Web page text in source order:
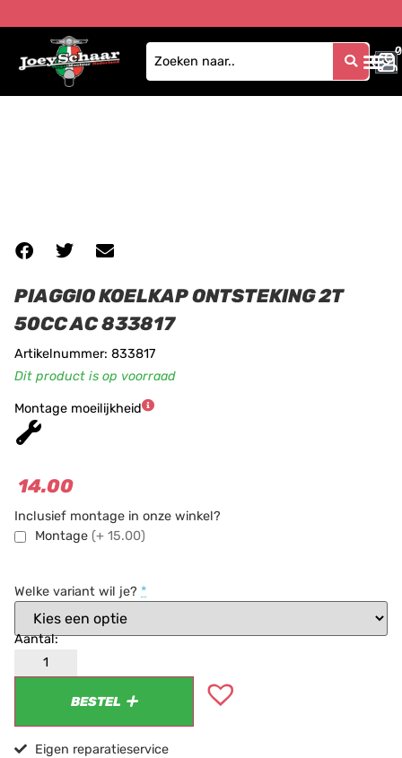
0
0
PIAGGIO KOELKAP ONTSTEKING 2T
50CC AC 833817
Artikelnummer: 833817
Dit product is op voorraad
Montage moeilijkheid
★ ★ ★
14.00
Inclusief montage in onze winkel?
Montage (+ 15.00)
Welke variant wil je? *
BESTEL
Eigen reparatieservice